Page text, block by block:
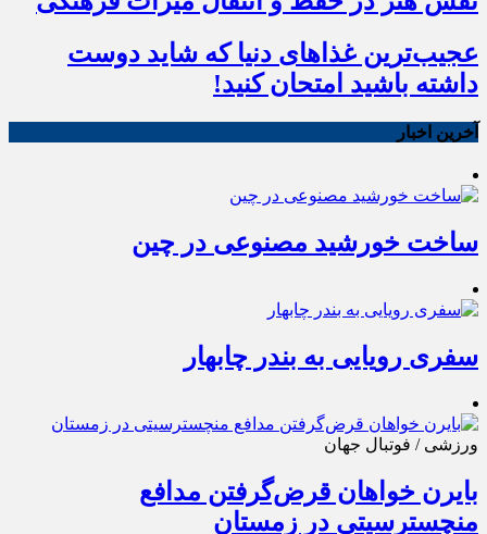
عجیب‌ترین غذاهای دنیا که شاید دوست
داشته باشید امتحان کنید!
آخرین اخبار
ساخت خورشید مصنوعی در چین
سفری رویایی به بندر چابهار
ورزشی / فوتبال جهان
بایرن خواهان قرض‌گرفتن مدافع
منچسترسیتی در زمستان